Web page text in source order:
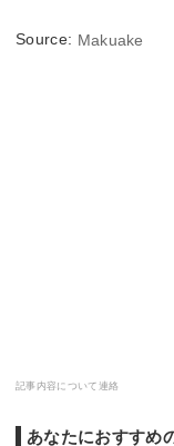
Source: Makuake
記事内容について連絡
あなたにおすすめ